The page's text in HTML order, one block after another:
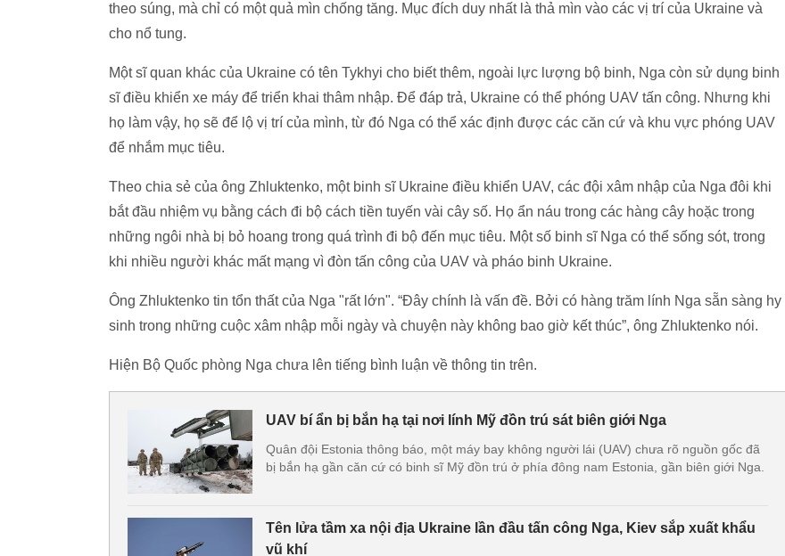
theo súng, mà chỉ có một quả mìn chống tăng. Mục đích duy nhất là thả mìn vào các vị trí của Ukraine và
cho nổ tung.
Một sĩ quan khác của Ukraine có tên Tykhyi cho biết thêm, ngoài lực lượng bộ binh, Nga còn sử dụng binh
sĩ điều khiển xe máy để triển khai thâm nhập. Để đáp trả, Ukraine có thể phóng UAV tấn công. Nhưng khi
họ làm vậy, họ sẽ để lộ vị trí của mình, từ đó Nga có thể xác định được các căn cứ và khu vực phóng UAV
để nhắm mục tiêu.
Theo chia sẻ của ông Zhluktenko, một binh sĩ Ukraine điều khiển UAV, các đội xâm nhập của Nga đôi khi
bắt đầu nhiệm vụ bằng cách đi bộ cách tiền tuyến vài cây số. Họ ẩn náu trong các hàng cây hoặc trong
những ngôi nhà bị bỏ hoang trong quá trình đi bộ đến mục tiêu. Một số binh sĩ Nga có thể sống sót, trong
khi nhiều người khác mất mạng vì đòn tấn công của UAV và pháo binh Ukraine.
Ông Zhluktenko tin tổn thất của Nga "rất lớn". “Đây chính là vấn đề. Bởi có hàng trăm lính Nga sẵn sàng hy
sinh trong những cuộc xâm nhập mỗi ngày và chuyện này không bao giờ kết thúc”, ông Zhluktenko nói.
Hiện Bộ Quốc phòng Nga chưa lên tiếng bình luận về thông tin trên.
UAV bí ẩn bị bắn hạ tại nơi lính Mỹ đồn trú sát biên giới Nga
Quân đội Estonia thông báo, một máy bay không người lái (UAV) chưa rõ nguồn gốc đã
bị bắn hạ gần căn cứ có binh sĩ Mỹ đồn trú ở phía đông nam Estonia, gần biên giới Nga.
Tên lửa tầm xa nội địa Ukraine lần đầu tấn công Nga, Kiev sắp xuất khẩu
vũ khí